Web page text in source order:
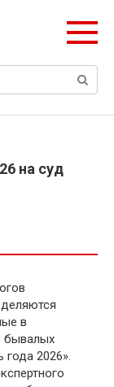
на суд
в
бывалых
2026».